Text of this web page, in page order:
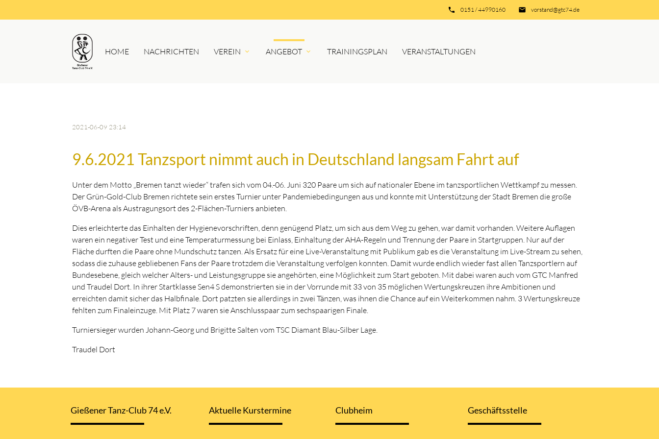
email vorstand@gtc74.de
phone 0151 / 44990160
HOME NACHRICHTEN VEREIN ANGEBOT TRAININGSPLAN VERANSTALTUNGEN
2021-06-09 23:14
9.6.2021 Tanzsport nimmt auch in Deutschland langsam Fahrt auf
Unter dem Motto „Bremen tanzt wieder“ trafen sich vom 04.-06. Juni 320 Paare um sich auf nationaler Ebene im tanzsportlichen Wettkampf zu messen.
Der Grün-Gold-Club Bremen richtete sein erstes Turnier unter Pandemiebedingungen aus und konnte mit Unterstützung der Stadt Bremen die große
ÖVB-Arena als Austragungsort des 2-Flächen-Turniers anbieten.
Dies erleichterte das Einhalten der Hygienevorschriften, denn genügend Platz, um sich aus dem Weg zu gehen, war damit vorhanden. Weitere Auflagen
waren ein negativer Test und eine Temperaturmessung bei Einlass, Einhaltung der AHA-Regeln und Trennung der Paare in Startgruppen. Nur auf der
Fläche durften die Paare ohne Mundschutz tanzen. Als Ersatz für eine Live-Veranstaltung mit Publikum gab es die Veranstaltung im Live-Stream zu sehen,
sodass die zuhause gebliebenen Fans der Paare trotzdem die Veranstaltung verfolgen konnten. Damit wurde endlich wieder fast allen Tanzsportlern auf
Bundesebene, gleich welcher Alters- und Leistungsgruppe sie angehörten, eine Möglichkeit zum Start geboten. Mit dabei waren auch vom GTC Manfred
und Traudel Dort. In ihrer Startklasse Sen4 S demonstrierten sie in der Vorrunde mit 33 von 35 möglichen Wertungskreuzen ihre Ambitionen und
erreichten damit sicher das Halbfinale. Dort patzten sie allerdings in zwei Tänzen, was ihnen die Chance auf ein Weiterkommen nahm. 3 Wertungskreuze
fehlten zum Finaleinzuge. Mit Platz 7 waren sie Anschlusspaar zum sechspaarigen Finale.
Turniersieger wurden Johann-Georg und Brigitte Salten vom TSC Diamant Blau-Silber Lage.
Traudel Dort
Gießener Tanz-Club 74 e.V. Aktuelle Kurstermine Clubheim Geschäftsstelle